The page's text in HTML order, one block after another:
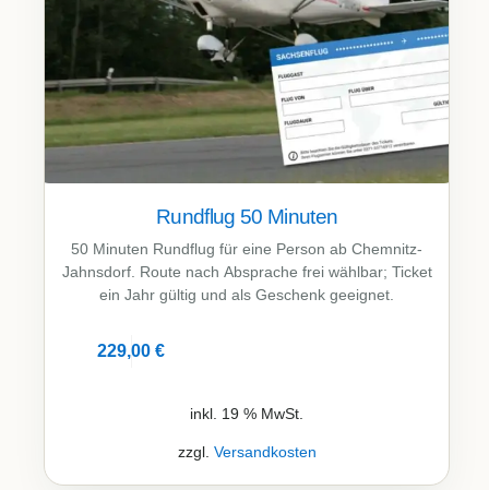
Rundflug 50 Minuten
50 Minuten Rundflug für eine Person ab Chemnitz-
Jahnsdorf. Route nach Absprache frei wählbar; Ticket
ein Jahr gültig und als Geschenk geeignet.
229,00€
inkl. 19 % MwSt.
zzgl. Versandkosten